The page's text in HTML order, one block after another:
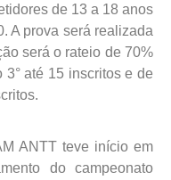
de 13 a 18 anos
A prova será realizada
será o rateio de 70%
até 15 inscritos e de
ANTT teve início em
do campeonato